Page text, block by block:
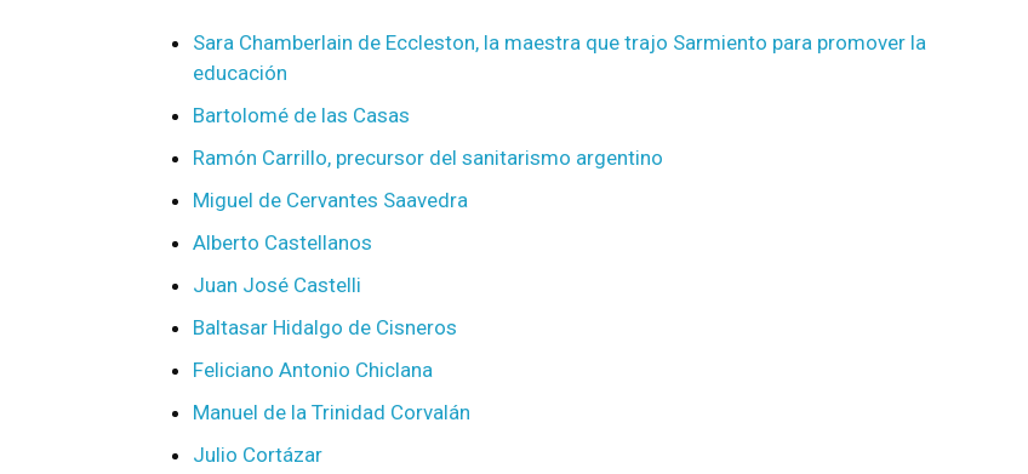
Sara Chamberlain de Eccleston, la maestra que trajo Sarmiento para promover la
educación
Bartolomé de las Casas
Ramón Carrillo, precursor del sanitarismo argentino
Miguel de Cervantes Saavedra
Alberto Castellanos
Juan José Castelli
Baltasar Hidalgo de Cisneros
Feliciano Antonio Chiclana
Manuel de la Trinidad Corvalán
Julio Cortázar